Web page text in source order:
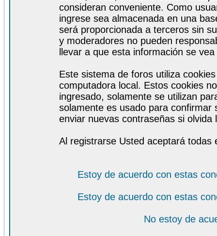
consideran conveniente. Como
ingrese sea almacenada en una
será proporcionada a terceros sin
y moderadores no pueden
llevar a que esta información se
Este sistema de foros utiliza
computadora local. Estos cookies
ingresado, solamente se utilizan
solamente es usado para
enviar nuevas contraseñas si olvida
Al registrarse Usted aceptará todas
Estoy de acuerdo con estas
Estoy de acuerdo con estas
No estoy de